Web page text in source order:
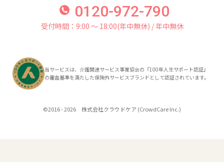
0120-972-790
受付時間：9:00 〜 18:00(年中無休) / 年中無休
当サービスは、介護関連サービス事業協会の『100年人生サポート認証』
の審査基準を満たした保険外サービスブランドとして認証されています。
©2016 - 2026 株式会社クラウドケア (CrowdCare Inc.)